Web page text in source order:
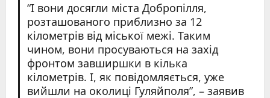
“І вони досягли міста Добропілля,
розташованого приблизно за 12
кілометрів від міської межі. Таким
чином, вони просуваються на захід
фронтом завширшки в кілька
кілометрів. І, як повідомляється, уже
вийшли на околиці Гуляйполя”, – заявив